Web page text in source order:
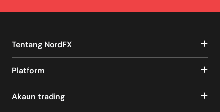
Tentang NordFX
Platform
Akaun trading